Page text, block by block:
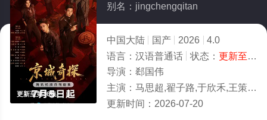
更新至第36集
别名：jingchengqitan
中国大陆 国产 2026
4.0
语言： 汉语普通话 状态： 更新至第36集
导演： 郄国伟
主演： 马思超,翟子路,于欣禾,王策,冯雷,小爱,杨凯程,春夏,陈意涵,周九良,孟鹤堂,范湉湉
更新时间： 2026-07-20